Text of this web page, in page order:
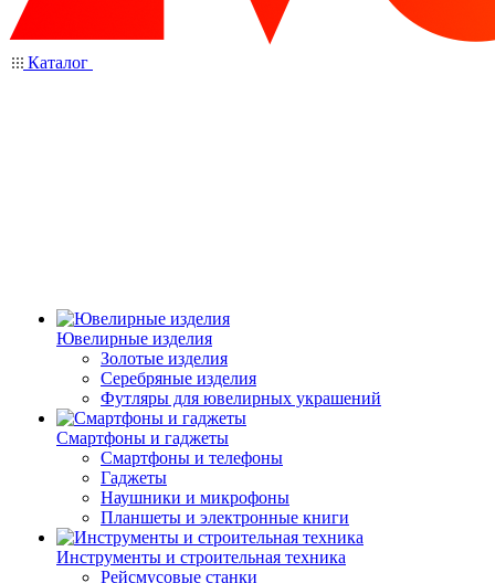
Каталог
Ювелирные изделия
Золотые изделия
Серебряные изделия
Футляры для ювелирных украшений
Смартфоны и гаджеты
Смартфоны и телефоны
Гаджеты
Наушники и микрофоны
Планшеты и электронные книги
Инструменты и строительная техника
Рейсмусовые станки